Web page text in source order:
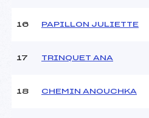
16 PAPILLON JULIETTE
17 TRINQUET ANA
18 CHEMIN ANOUCHKA